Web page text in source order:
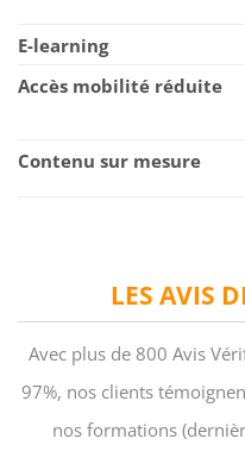
LES AVIS
Avec plus de 800 Avis
97%, nos clients
nos formations
E-learning
Accès mobilité réduite
Contenu sur mesure